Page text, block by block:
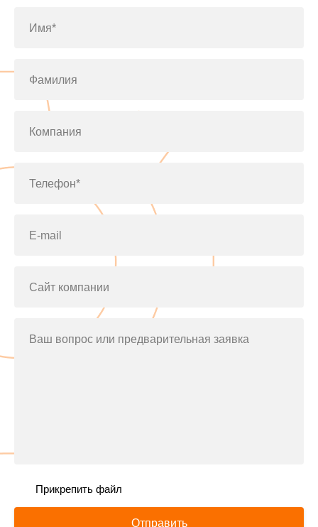
Имя*
Фамилия
Компания
Телефон*
E-mail
Сайт компании
Ваш вопрос или предварительная заявка
Прикрепить файл
Отправить